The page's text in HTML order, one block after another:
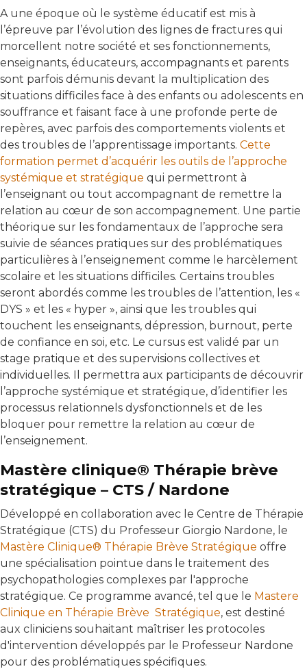
A une époque où le système éducatif est mis à
l’épreuve par l’évolution des lignes de fractures qui
morcellent notre société et ses fonctionnements,
enseignants, éducateurs, accompagnants et parents
sont parfois démunis devant la multiplication des
situations difficiles face à des enfants ou adolescents en
souffrance et faisant face à une profonde perte de
repères, avec parfois des comportements violents et
des troubles de l’apprentissage importants. Cette
formation permet d’acquérir les outils de l’approche
systémique et stratégique qui permettront à
l’enseignant ou tout accompagnant de remettre la
relation au cœur de son accompagnement. Une partie
théorique sur les fondamentaux de l’approche sera
suivie de séances pratiques sur des problématiques
particulières à l’enseignement comme le harcèlement
scolaire et les situations difficiles. Certains troubles
seront abordés comme les troubles de l’attention, les «
DYS » et les « hyper », ainsi que les troubles qui
touchent les enseignants, dépression, burnout, perte
de confiance en soi, etc. Le cursus est validé par un
stage pratique et des supervisions collectives et
individuelles. Il permettra aux participants de découvrir
l’approche systémique et stratégique, d’identifier les
processus relationnels dysfonctionnels et de les
bloquer pour remettre la relation au cœur de
l’enseignement.
Mastère clinique® Thérapie brève
stratégique – CTS / Nardone
Développé en collaboration avec le Centre de Thérapie
Stratégique (CTS) du Professeur Giorgio Nardone, le
Mastère Clinique® Thérapie Brève Stratégique offre
une spécialisation pointue dans le traitement des
psychopathologies complexes par l'approche
stratégique. Ce programme avancé, tel que le Mastere
Clinique en Thérapie Brève Stratégique, est destiné
aux cliniciens souhaitant maîtriser les protocoles
d'intervention développés par le Professeur Nardone
pour des problématiques spécifiques.